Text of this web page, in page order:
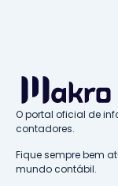
O portal oficial de
contadores.
Fique sempre bem
mundo contábil.